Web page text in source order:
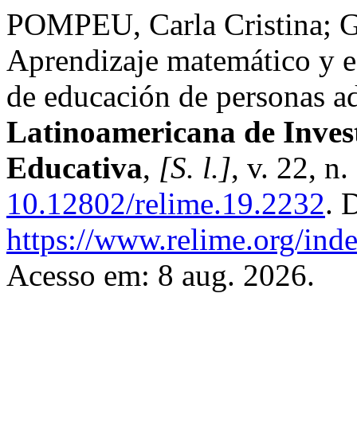
POMPEU, Carla Cristina;
Aprendizaje matemático y
de educación de personas
Latinoamericana de
Educativa, [S. l.], v. 22,
10.12802/relime.19.2232.
https://www.relime.org/
Acesso em: 8 aug. 2026.